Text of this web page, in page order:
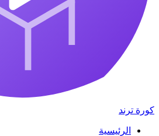
كورة ترند
الرئيسية